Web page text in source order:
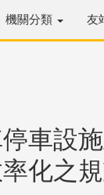
機關分類 友
車設
化之